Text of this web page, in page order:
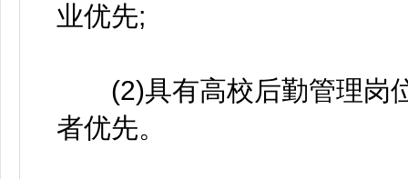
业优先;
(2)具有高校后勤管理岗
者优先。